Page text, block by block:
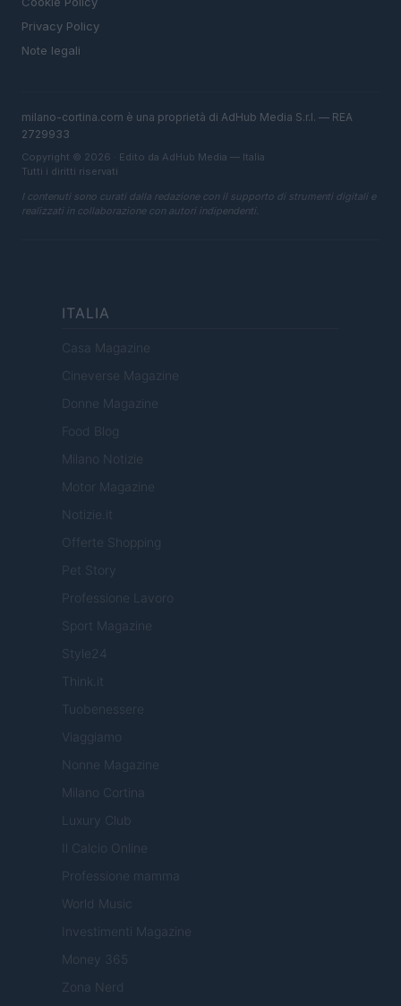
Privacy Policy
Note legali
milano-cortina.com è una proprietà di AdHub Media S.r.l. — REA
2729933
Copyright © 2026 · Edito da AdHub Media — Italia
Tutti i diritti riservati
I contenuti sono curati dalla redazione con il supporto di strumenti digitali e
realizzati in collaborazione con autori indipendenti.
ITALIA
Casa Magazine
Cineverse Magazine
Donne Magazine
Food Blog
Milano Notizie
Motor Magazine
Notizie.it
Offerte Shopping
Pet Story
Professione Lavoro
Sport Magazine
Style24
Think.it
Tuobenessere
Viaggiamo
Nonne Magazine
Milano Cortina
Luxury Club
Il Calcio Online
Professione mamma
World Music
Investimenti Magazine
Money 365
Zona Nerd